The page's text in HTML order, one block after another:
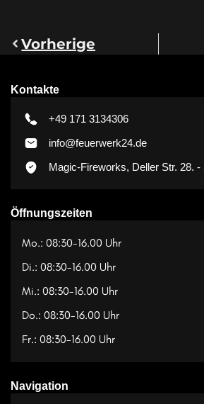
Vorherige
Kontakte
+49 171 3134306
info@feuerwerk24.de
Magic-Fireworks, Deller Str. 28.
Öffnungszeiten
Mo.: 08:30-16.00 Uhr
Di.: 08:30-16.00 Uhr
Mi.: 08:30-16.00 Uhr
Do.: 08:30-16.00 Uhr
Fr.: 08:30-16.00 Uhr
Navigation